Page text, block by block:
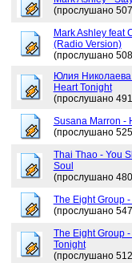
(прослушано
Mark Ashley feat
(Radio Version)
(прослушано
Юлия
Heart Tonight
(прослушано
Susana Marron -
(прослушано
Thai Thao - You
Soul
(прослушано
The Eight Group
(прослушано
The Eight Group
Tonight
(прослушано